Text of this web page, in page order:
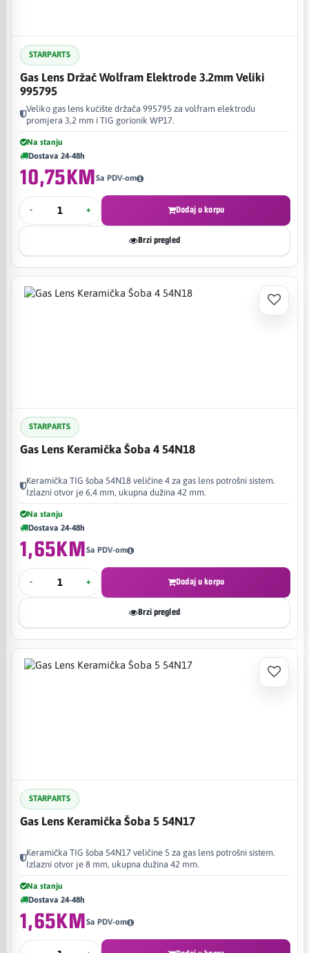
STARPARTS
Gas Lens Držač Wolfram Elektrode 3.2mm Veliki
995795
Veliko gas lens kućište držača 995795 za volfram elektrodu
promjera 3,2 mm i TIG gorionik WP17.
Na stanju
Dostava 24-48h
10,75KMSa PDV-om
- + Dodaj u korpu
Brzi pregled
STARPARTS
Gas Lens Keramička Šoba 4 54N18
Keramička TIG šoba 54N18 veličine 4 za gas lens potrošni sistem.
Izlazni otvor je 6,4 mm, ukupna dužina 42 mm.
Na stanju
Dostava 24-48h
1,65KMSa PDV-om
- + Dodaj u korpu
Brzi pregled
STARPARTS
Gas Lens Keramička Šoba 5 54N17
Keramička TIG šoba 54N17 veličine 5 za gas lens potrošni sistem.
Izlazni otvor je 8 mm, ukupna dužina 42 mm.
Na stanju
Dostava 24-48h
1,65KMSa PDV-om